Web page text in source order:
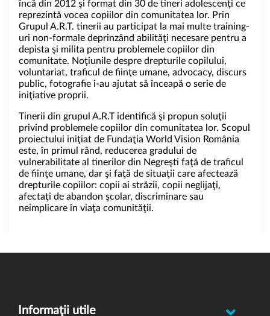
încă din 2012 şi format din 30 de tineri adolescenţi ce
reprezintă vocea copiilor din comunitatea lor. Prin
Grupul A.R.T. tinerii au participat la mai multe training-
uri non-formale deprinzând abilităţi necesare pentru a
depista şi milita pentru problemele copiilor din
comunitate. Noţiunile despre drepturile copilului,
voluntariat, traficul de fiinţe umane, advocacy, discurs
public, fotografie i-au ajutat să înceapă o serie de
iniţiative proprii.
Tinerii din grupul A.R.T identifică şi propun soluţii
privind problemele copiilor din comunitatea lor. Scopul
proiectului iniţiat de Fundaţia World Vision România
este, în primul rând, reducerea gradului de
vulnerabilitate al tinerilor din Negreşti faţă de traficul
de fiinţe umane, dar şi faţă de situaţii care afectează
drepturile copiilor: copii ai străzii, copii neglijaţi,
afectaţi de abandon şcolar, discriminare sau
neimplicare în viaţa comunităţii.
Informaţii utile